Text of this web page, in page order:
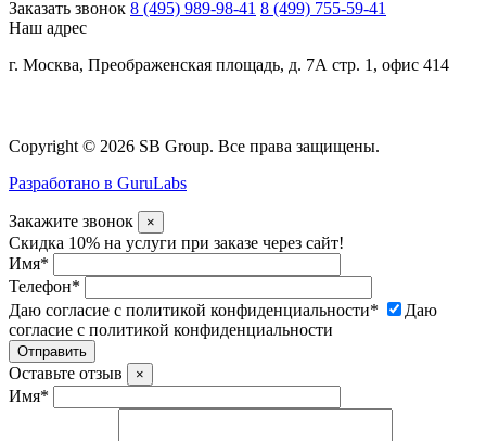
Заказать звонок 8 (495) 989-98-41 8 (499) 755-59-41
Наш адрес
г. Москва, Преображенская площадь, д. 7А стр. 1, офис 414
Copyright © 2026 SB Group. Все права защищены.
Разработано в GuruLabs
Закажите звонок ×
Скидка 10% на услуги при заказе через сайт!
Имя*
Телефон*
Даю согласие с политикой конфиденциальности*
Даю
согласие с политикой конфиденциальности
Оставьте отзыв ×
Имя*